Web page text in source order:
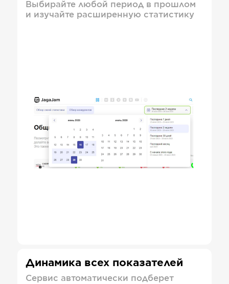
Выбирайте любой период в прошлом
и изучайте расширенную статистику
Динамика всех показателей
Сервис автоматически подберет